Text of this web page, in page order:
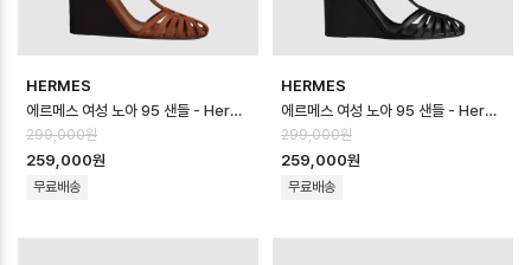
HERMES
에르메스 여성 노아 95 샌들 - Hermes Womens Noa 95 sandal - h…
299,000원
259,000원
무료배송
HERMES
에르메스 여성 노아 95 샌들 - Hermes Womens Noa 95 sandal - h…
299,000원
259,000원
무료배송